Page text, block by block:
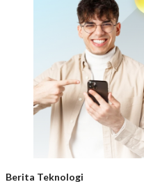
Berita Teknologi